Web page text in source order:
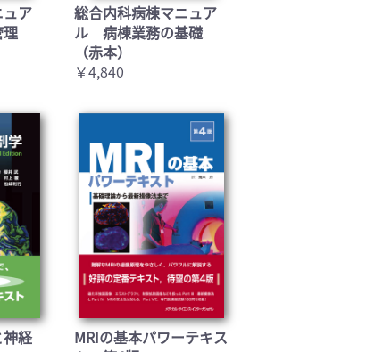
ア
総合内科病棟マニュア
ル 病棟業務の基礎
（赤本）
￥4,840
経
MRIの基本パワーテキス